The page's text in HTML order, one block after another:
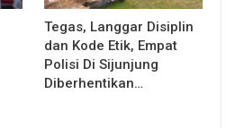
Tegas, Langgar Disiplin
dan Kode Etik, Empat
Polisi Di Sijunjung
Diberhentikan…